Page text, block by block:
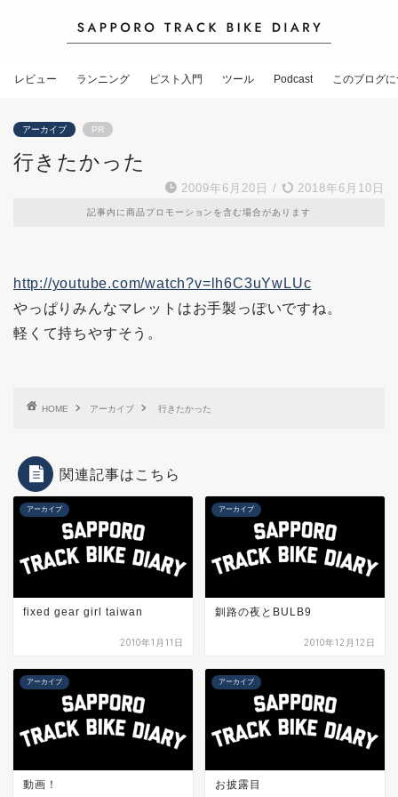
レビュー ランニング ピスト入門 ツール Podcast このブログ
アーカイブ PR
行きたかった
2009年6月20日 / 2018年6月10日
記事内に商品プロモーションを含む場合があります
http://youtube.com/watch?v=lh6C3uYwLUc
やっぱりみんなマレットはお手製っぽいですね。
軽くて持ちやすそう。
HOME アーカイブ 行きたかった
関連記事はこちら
アーカイブ
fixed gear girl taiwan
2010年1月11日
アーカイブ
釧路の夜とBULB9
2010年12月12日
アーカイブ
動画！
アーカイブ
お披露目